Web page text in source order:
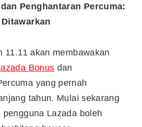
Penghantaran Percuma:
11.11 akan membawakan
Bonus dan
yang pernah
tahun. Mulai sekarang
pengguna Lazada boleh